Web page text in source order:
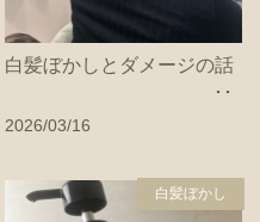
白髪ぼかしとダメージの話
2026/03/16
白髪ぼかし